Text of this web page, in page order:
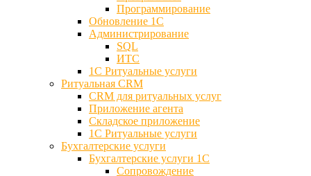
Программирование
Обновление 1С
Администрирование
SQL
ИТС
1С Ритуальные услуги
Ритуальная CRM
CRM для ритуальных услуг
Приложение агента
Складское приложение
1С Ритуальные услуги
Бухгалтерские услуги
Бухгалтерские услуги 1С
Сопровождение